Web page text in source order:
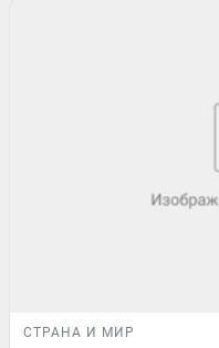
СТРАНА И МИР